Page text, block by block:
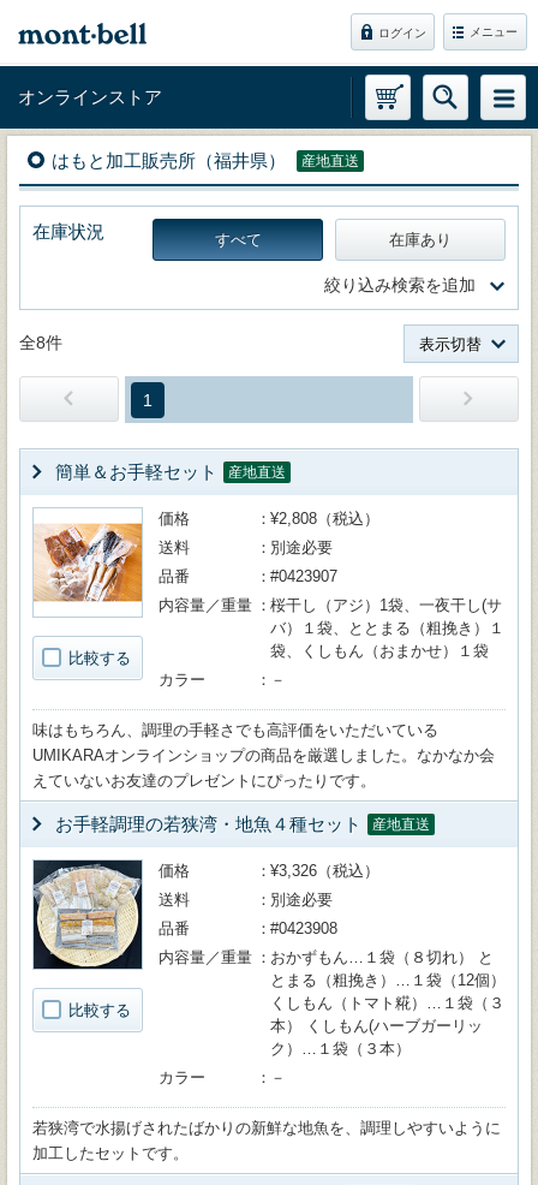
ログイン メニュー
オンラインストア
はもと加工販売所（福井県） 産地直送
在庫状況 すべて 在庫あり
絞り込み検索を追加
全8件 表示切替
1
簡単＆お手軽セット 産地直送
比較する
価格
¥2,808（税込）
送料
別途必要
品番
#0423907
内容量／重量
桜干し（アジ）1袋、一夜干し(サ
バ）１袋、ととまる（粗挽き）１
袋、くしもん（おまかせ）１袋
カラー
－
味はもちろん、調理の手軽さでも高評価をいただいている
UMIKARAオンラインショップの商品を厳選しました。なかなか会
えていないお友達のプレゼントにぴったりです。
お手軽調理の若狭湾・地魚４種セット 産地直送
比較する
価格
¥3,326（税込）
送料
別途必要
品番
#0423908
内容量／重量
おかずもん…１袋（８切れ） と
とまる（粗挽き）…１袋（12個）
くしもん（トマト糀）…１袋（３
本） くしもん(ハーブガーリッ
ク）…１袋（３本）
カラー
－
若狭湾で水揚げされたばかりの新鮮な地魚を、調理しやすいように
加工したセットです。